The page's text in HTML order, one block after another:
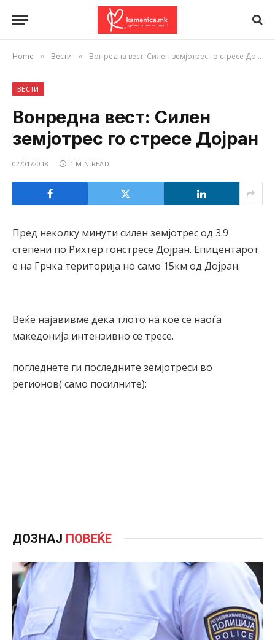
Home » Вести » Вонредна вест: Силен земјотрес го стресе Дојран
ВЕСТИ
Вонредна вест: Силен
земјотрес го стресе Дојран
02/01/2018 1 MIN READ
Пред неколку минути силен земјотрес од 3.9
степени по Рихтер гонстресе Дојран. Епицентарот
е на Грчка територија но само 15км од Дојран.
Веќе најавивме дека тлото на кое се наоѓа
македонија интензивно се тресе.
погледнете ги последните земјотреси во
регионов( само посилните):
ДОЗНАЈ ПОВЕЌЕ